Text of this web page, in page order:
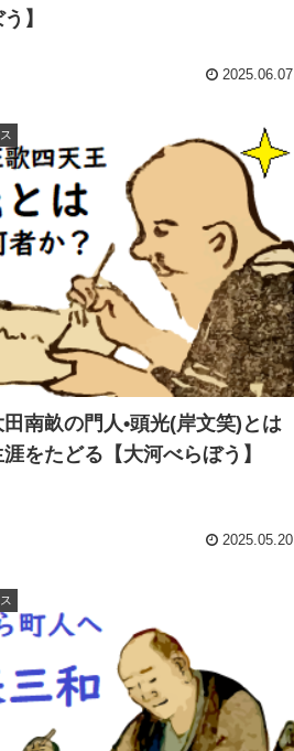
】
2025.06.07
田南畝の門人•頭光(岸文笑)とは
をたどる【大河べらぼう】
2025.05.20